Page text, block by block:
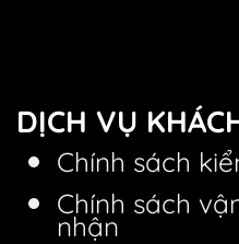
DỊCH VỤ
Chính sách
Chính sách
nhận